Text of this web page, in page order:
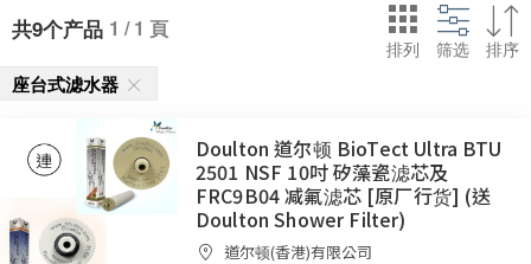
共9个产品 1 / 1 頁
排列 筛选 排序
座台式滤水器
Doulton 道尔顿 BioTect Ultra BTU
2501 NSF 10吋 矽藻瓷滤芯及
FRC9B04 减氟滤芯 [原厂行货] (送
Doulton Shower Filter)
道尔顿(香港)有限公司